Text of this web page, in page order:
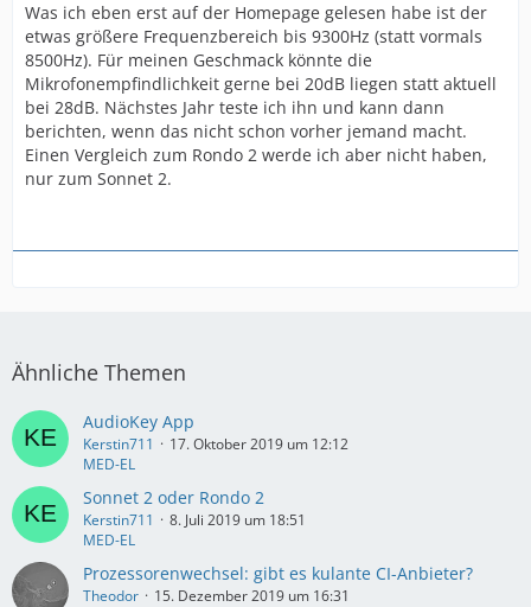
Was ich eben erst auf der Homepage gelesen habe ist der
etwas größere Frequenzbereich bis 9300Hz (statt vormals
8500Hz). Für meinen Geschmack könnte die
Mikrofonempfindlichkeit gerne bei 20dB liegen statt aktuell
bei 28dB. Nächstes Jahr teste ich ihn und kann dann
berichten, wenn das nicht schon vorher jemand macht.
Einen Vergleich zum Rondo 2 werde ich aber nicht haben,
nur zum Sonnet 2.
Ähnliche Themen
AudioKey App
Kerstin711
17. Oktober 2019 um 12:12
MED-EL
Sonnet 2 oder Rondo 2
Kerstin711
8. Juli 2019 um 18:51
MED-EL
Prozessorenwechsel: gibt es kulante CI-Anbieter?
Theodor
15. Dezember 2019 um 16:31